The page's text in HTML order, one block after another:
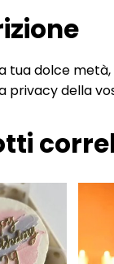
tua dolce
privacy della